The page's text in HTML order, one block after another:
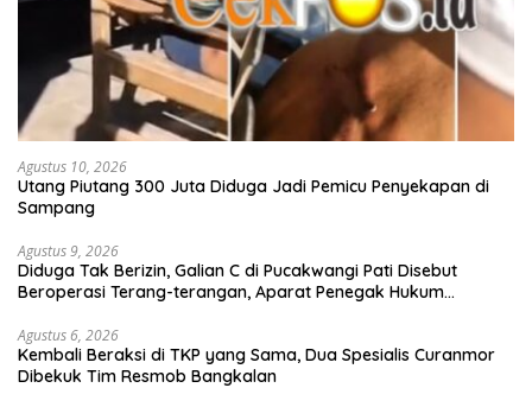
Agustus 10, 2026
Utang Piutang 300 Juta Diduga Jadi Pemicu Penyekapan di
Sampang
Agustus 9, 2026
Diduga Tak Berizin, Galian C di Pucakwangi Pati Disebut
Beroperasi Terang-terangan, Aparat Penegak Hukum
Agustus 6, 2026
Kembali Beraksi di TKP yang Sama, Dua Spesialis Curanmor
Dibekuk Tim Resmob Bangkalan